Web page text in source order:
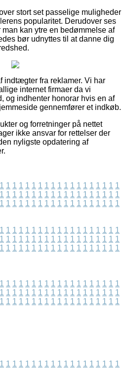
stort set passelige muligheder
popularitet. Derudover ses
kan ytre en bedømmelse af
bør udnyttes til at danne dig
indtægter fra reklamer. Vi har
internet firmaer da vi
og indhenter honorar hvis en af
gennemfører et indkøb.
og forretninger på nettet
ikke ansvar for rettelser der
nyligste opdatering af
1 1 1 1 1 1 1 1 1 1 1 1 1 1 1 1 1 1 1
1 1 1 1 1 1 1 1 1 1 1 1 1 1 1 1 1 1 1
1 1 1 1 1 1 1 1 1 1 1 1 1 1 1 1 1 1 1
1 1 1 1 1 1 1 1 1 1 1 1 1 1 1 1 1 1 1
1 1 1 1 1 1 1 1 1 1 1 1 1 1 1 1 1 1 1
1 1 1 1 1 1 1 1 1 1 1 1 1 1 1 1 1 1 1
1 1 1 1 1 1 1 1 1 1 1 1 1 1 1 1 1 1 1
1 1 1 1 1 1 1 1 1 1 1 1 1 1 1 1 1 1 1
1 1 1 1 1 1 1 1 1 1 1 1 1 1 1 1 1 1 1
1 1 1 1 1 1 1 1 1 1 1 1 1 1 1 1 1 1 1